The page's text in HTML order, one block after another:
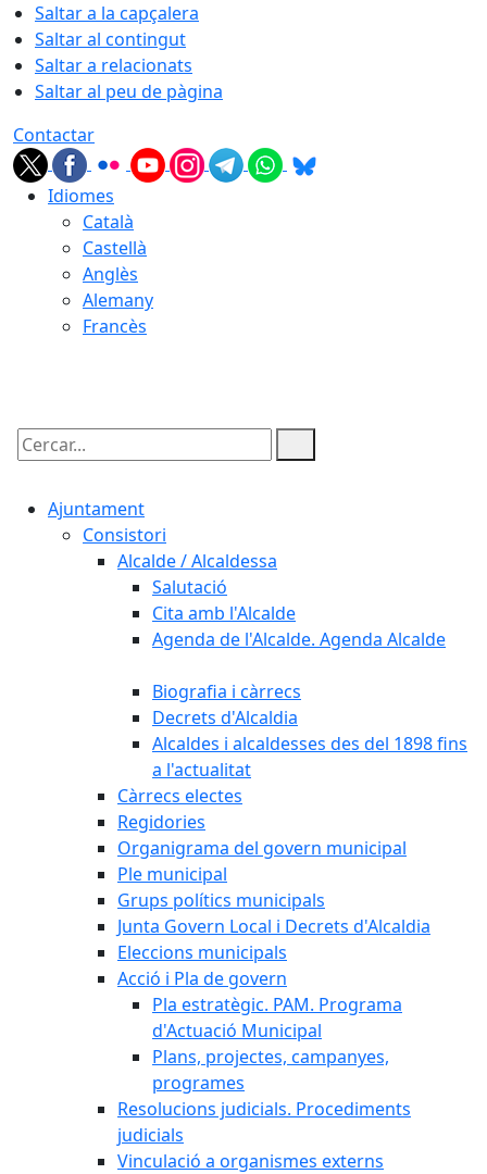
Saltar a la capçalera
Saltar al contingut
Saltar a relacionats
Saltar al peu de pàgina
Contactar
Idiomes
Català
Castellà
Anglès
Alemany
Francès
Cercar:
Ajuntament
Consistori
Alcalde / Alcaldessa
Salutació
Cita amb l'Alcalde
Agenda de l'Alcalde. Agenda Alcalde
Biografia i càrrecs
Decrets d'Alcaldia
Alcaldes i alcaldesses des del 1898 fins
a l'actualitat
Càrrecs electes
Regidories
Organigrama del govern municipal
Ple municipal
Grups polítics municipals
Junta Govern Local i Decrets d'Alcaldia
Eleccions municipals
Acció i Pla de govern
Pla estratègic. PAM. Programa
d'Actuació Municipal
Plans, projectes, campanyes,
programes
Resolucions judicials. Procediments
judicials
Vinculació a organismes externs